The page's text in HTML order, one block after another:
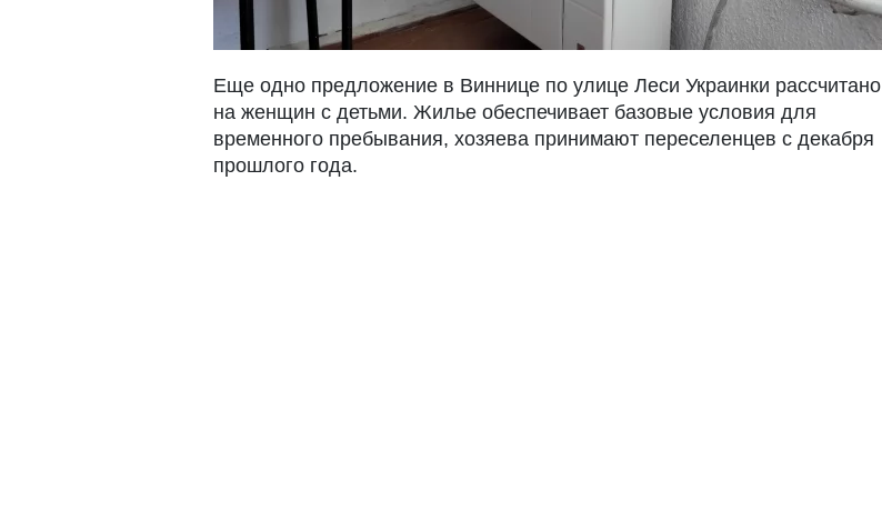
Еще одно предложение в Виннице по улице Леси Украинки рассчитано
на женщин с детьми. Жилье обеспечивает базовые условия для
временного пребывания, хозяева принимают переселенцев с декабря
прошлого года.